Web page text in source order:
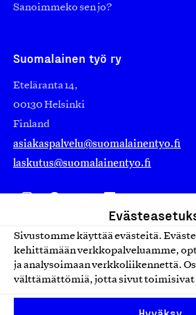
Sivustomme käyttää evästeitä.
kehittämään verkkopalveluamme,
ja analysoimaan verkkoliikennettä.
välttämättömiä, jotta sivut toimisivat
Sanoimmeko sen jo?
Suomalainen työ ry
Eteläranta 14,
00130 Helsinki
Finland
asiakaspalvelu@suomalainentyo.fi
laskutus@suomalainentyo.fi
Avainlippu